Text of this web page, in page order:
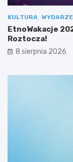
KULTURA
EtnoWakacje
Roztocza!
8 sierpnia 2026